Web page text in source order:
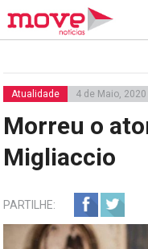
Atualidade 4 de Maio, 2020
Morreu o
Migliaccio
PARTILHE: